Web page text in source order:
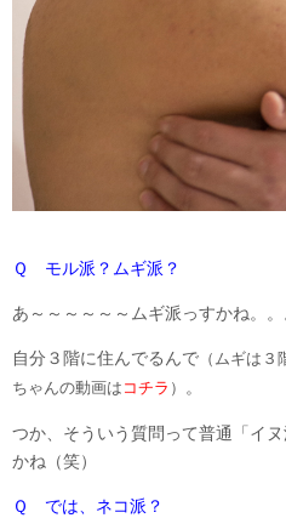
Ｑ モル派？ムギ派？
あ～～～～～～ムギ派っすかね。。
自分３階に住んでるんで （ムギは
ちゃんの動画はコチラ ） 。
つか、そういう質問って普通「イ
かね（笑）
Ｑ では、ネコ派？